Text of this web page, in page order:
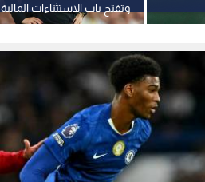
وتفتح باب الاستثناءات المالية